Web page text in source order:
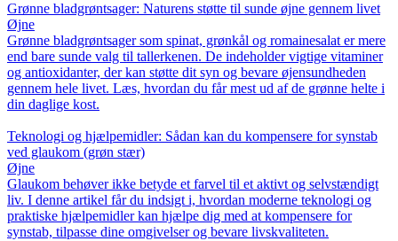
Grønne bladgrøntsager: Naturens støtte til sunde øjne gennem livet
Øjne
Grønne bladgrøntsager som spinat, grønkål og romainesalat er mere
end bare sunde valg til tallerkenen. De indeholder vigtige vitaminer
og antioxidanter, der kan støtte dit syn og bevare øjensundheden
gennem hele livet. Læs, hvordan du får mest ud af de grønne helte i
din daglige kost.
Teknologi og hjælpemidler: Sådan kan du kompensere for synstab
ved glaukom (grøn stær)
Øjne
Glaukom behøver ikke betyde et farvel til et aktivt og selvstændigt
liv. I denne artikel får du indsigt i, hvordan moderne teknologi og
praktiske hjælpemidler kan hjælpe dig med at kompensere for
synstab, tilpasse dine omgivelser og bevare livskvaliteten.